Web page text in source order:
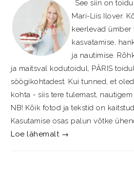
See siin on
Mari-Liis Ilover.
keerlevad ümber
kasvatamise,
ja nautimise.
ja maitsval kodutoidul, PÄRIS
söögikohtadest. Kui tunned, et
kohta - siis tere tulemast, nautigem
NB! Kõik fotod ja tekstid on
Kasutamise osas palun võtke
Loe lähemalt →